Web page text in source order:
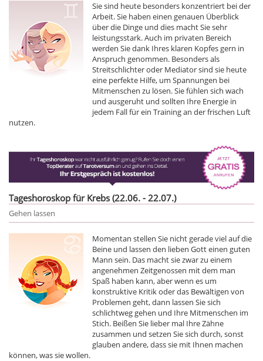
Sie sind heute besonders konzentriert bei der
Arbeit. Sie haben einen genauen Überblick
über die Dinge und dies macht Sie sehr
leistungsstark. Auch im privaten Bereich
werden Sie dank Ihres klaren Kopfes gern in
Anspruch genommen. Besonders als
Streitschlichter oder Mediator sind sie heute
eine perfekte Hilfe, um Spannungen bei
Mitmenschen zu lösen. Sie fühlen sich wach
und ausgeruht und sollten Ihre Energie in
jedem Fall für ein Training an der frischen Luft
nutzen.
Tageshoroskop für Krebs (22.06. - 22.07.)
Gehen lassen
Momentan stellen Sie nicht gerade viel auf die
Beine und lassen den lieben Gott einen guten
Mann sein. Das macht sie zwar zu einem
angenehmen Zeitgenossen mit dem man
Spaß haben kann, aber wenn es um
konstruktive Kritik oder das Bewältigen von
Problemen geht, dann lassen Sie sich
schlichtweg gehen und Ihre Mitmenschen im
Stich. Beißen Sie lieber mal Ihre Zähne
zusammen und setzen Sie sich durch, sonst
glauben andere, dass sie mit Ihnen machen
können, was sie wollen.